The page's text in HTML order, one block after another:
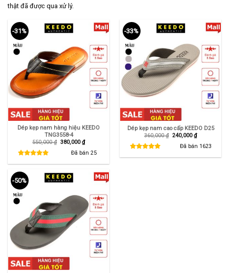
thật đã được qua xử lý.
-31%
Dép kẹp nam hàng hiệu KEEDO
TNG3558-4
550,000₫ Giá
380,000₫Giá
hiện
tại
Đã bán 25
-33%
Dép kẹp nam cao cấp KEEDO D25
360,000₫ Giá
240,000₫Giá
hiện
tại
Đã bán 1623
-50%